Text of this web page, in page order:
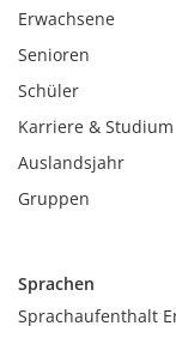
Erwachsene
Senioren
Schüler
Karriere & Studium
Auslandsjahr
Gruppen
Sprachen
Sprachaufenthalt